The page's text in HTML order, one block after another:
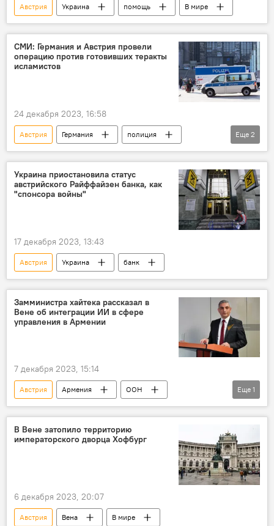
Австрия Украина помощь В мире
СМИ: Германия и Австрия провели
операцию против готовивших теракты
исламистов
24 декабря 2023, 16:58
Австрия Германия
полиция
исламист
В мире
Еще 2
Украина приостановила статус
австрийского Райффайзен банка, как
"спонсора войны"
17 декабря 2023, 13:43
Австрия Украина банк
Замминистра хайтека рассказал в
Вене об интеграции ИИ в сфере
управления в Армении
7 декабря 2023, 15:14
Австрия Армения
ООН
Искусственный интеллект
Еще 1
В Вене затопило территорию
императорского дворца Хофбург
6 декабря 2023, 20:07
Австрия Вена В мире